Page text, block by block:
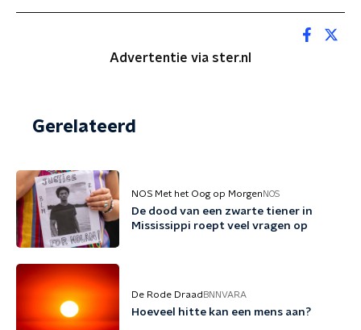
Advertentie via ster.nl
Gerelateerd
NOS Met het Oog op Morgen NOS
De dood van een zwarte tiener in
Mississippi roept veel vragen op
De Rode Draad BNNVARA
Hoeveel hitte kan een mens aan?